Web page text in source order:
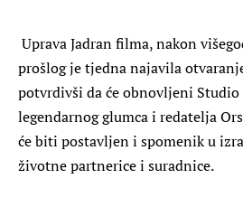
Uprava Jadran filma, nakon
prošlog je tjedna najavila
potvrdivši da će obnovljeni
legendarnog glumca i redatelja
će biti postavljen i spomenik u
životne partnerice i suradnice.